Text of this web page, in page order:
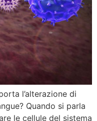
l’alterazione di
Quando si parla
le cellule del sistema